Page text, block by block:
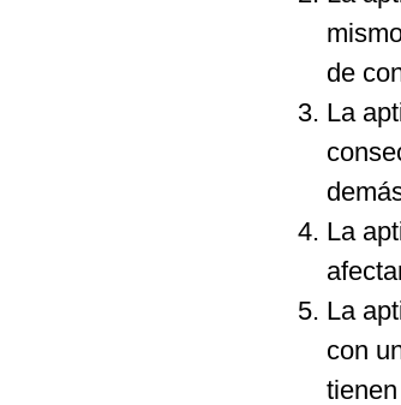
de
La
La
La
con